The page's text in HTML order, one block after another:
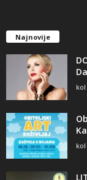
Najnovije
kol
kol